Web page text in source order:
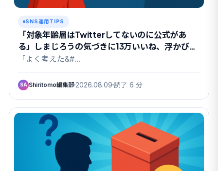
SNS運用TIPS
「対象年齢層はTwitterしてないのに公式があ
る」しまじろうの気づきに13万いいね、浮かび上
がった”親というパトロン”
「よく考えた&#…
SA Shiritomo編集部 2026.08.09 読了 6 分